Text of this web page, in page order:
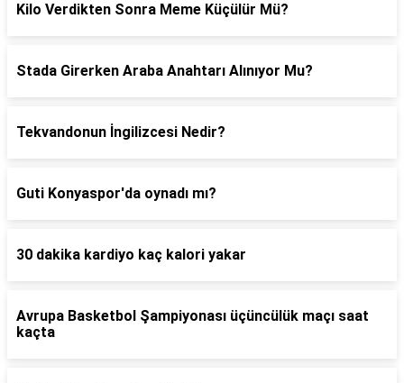
Kilo Verdikten Sonra Meme Küçülür Mü?
Stada Girerken Araba Anahtarı Alınıyor Mu?
Tekvandonun İngilizcesi Nedir?
Guti Konyaspor'da oynadı mı?
30 dakika kardiyo kaç kalori yakar
Avrupa Basketbol Şampiyonası üçüncülük maçı saat
kaçta